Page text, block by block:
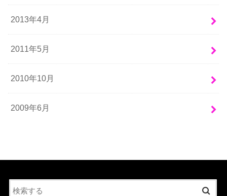
2013年4月
2011年5月
2010年10月
2009年6月